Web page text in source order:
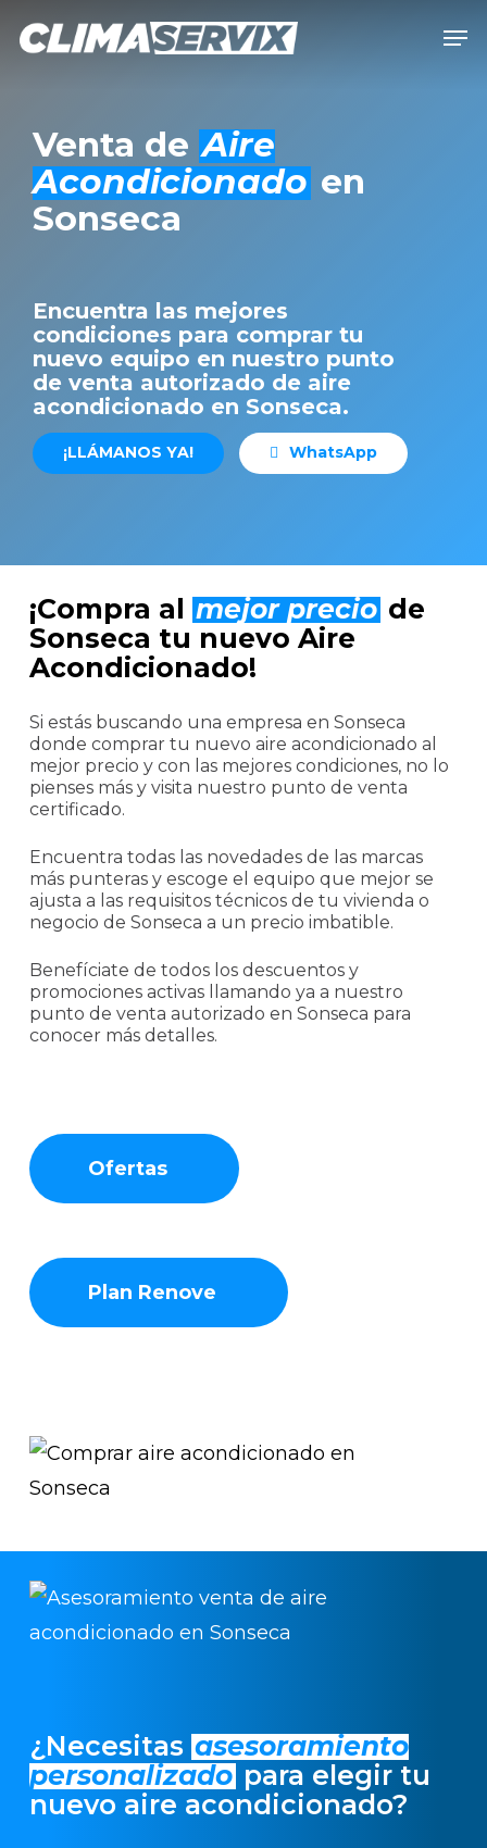
Venta de Aire
Acondicionado en
Sonseca
Encuentra las mejores
condiciones para comprar tu
nuevo equipo en nuestro punto
de venta autorizado de aire
acondicionado en Sonseca.
¡LLÁMANOS YA! WhatsApp
¡Compra al mejor precio de
Sonseca tu nuevo Aire
Acondicionado!
Si estás buscando una empresa en Sonseca
donde comprar tu nuevo aire acondicionado al
mejor precio y con las mejores condiciones, no lo
pienses más y visita nuestro punto de venta
certificado.
Encuentra todas las novedades de las marcas
más punteras y escoge el equipo que mejor se
ajusta a las requisitos técnicos de tu vivienda o
negocio de Sonseca a un precio imbatible.
Benefíciate de todos los descuentos y
promociones activas llamando ya a nuestro
punto de venta autorizado en Sonseca para
conocer más detalles.
Ofertas
Plan Renove
¿Necesitas asesoramiento
personalizado para elegir tu
nuevo aire acondicionado?